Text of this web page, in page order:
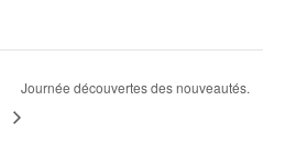
Journée découvertes des nouveautés.